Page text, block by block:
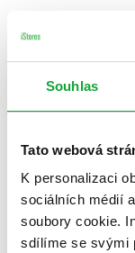
Souhlas
Tato webová
K personalizaci
sociálních médií
soubory cookie.
sdílíme se svými